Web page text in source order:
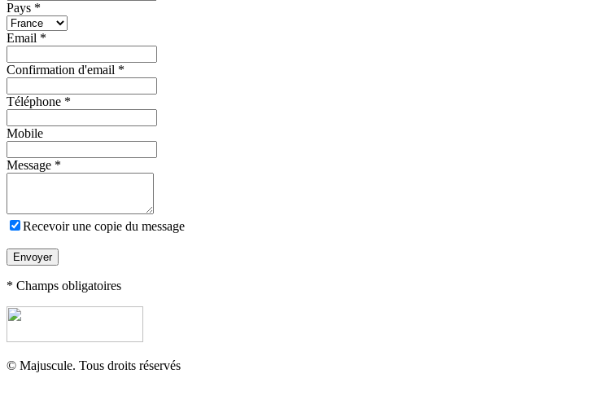
Pays *
Email *
Confirmation d'email *
Téléphone *
Mobile
Message *
Recevoir une copie du message
Envoyer
* Champs obligatoires
© Majuscule. Tous droits réservés